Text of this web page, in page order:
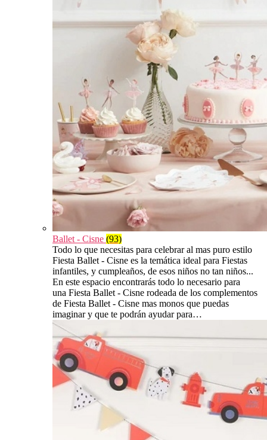
Ballet - Cisne (93)
Todo lo que necesitas para celebrar al mas puro estilo
Fiesta Ballet - Cisne es la temática ideal para Fiestas
infantiles, y cumpleaños, de esos niños no tan niños...
En este espacio encontrarás todo lo necesario para
una Fiesta Ballet - Cisne rodeada de los complementos
de Fiesta Ballet - Cisne mas monos que puedas
imaginar y que te podrán ayudar para…